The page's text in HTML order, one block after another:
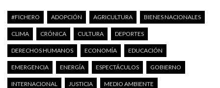
#FICHERO ADOPCIÓN AGRICULTURA BIENES NACIONALES
CLIMA CRÓNICA CULTURA DEPORTES
DERECHOS HUMANOS ECONOMÍA EDUCACIÓN
EMERGENCIA ENERGÍA ESPECTÁCULOS GOBIERNO
INTERNACIONAL JUSTICIA MEDIO AMBIENTE